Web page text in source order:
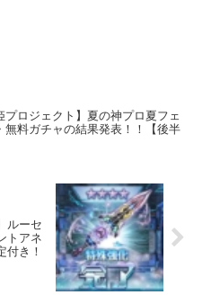
プロジェクト】夏の神プロ夏フェ
無料ガチャの結果発表！！【後半
ルーセ
トアネ
付き！